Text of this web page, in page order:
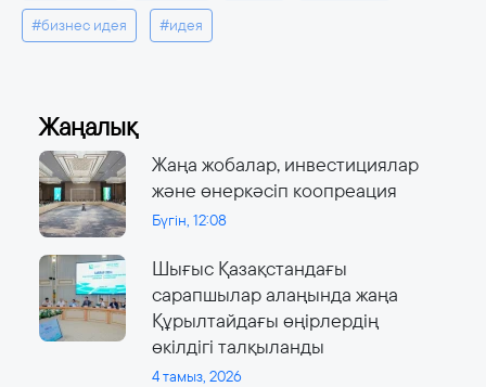
#бизнес идея #идея
Жаңалық
Жаңа жобалар, инвестициялар
және өнеркәсіп коопреация
Бүгін, 12:08
Шығыс Қазақстандағы
сарапшылар алаңында жаңа
Құрылтайдағы өңірлердің
өкілдігі талқыланды
4 тамыз, 2026